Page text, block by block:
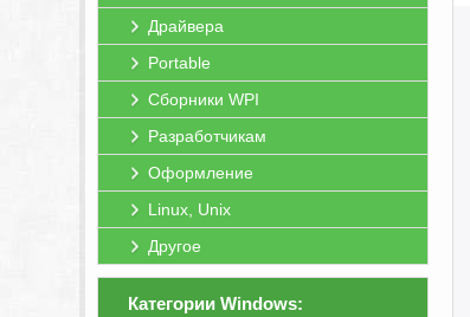
Драйвера
Portable
Сборники WPI
Разработчикам
Оформление
Linux, Unix
Другое
Категории Windows: